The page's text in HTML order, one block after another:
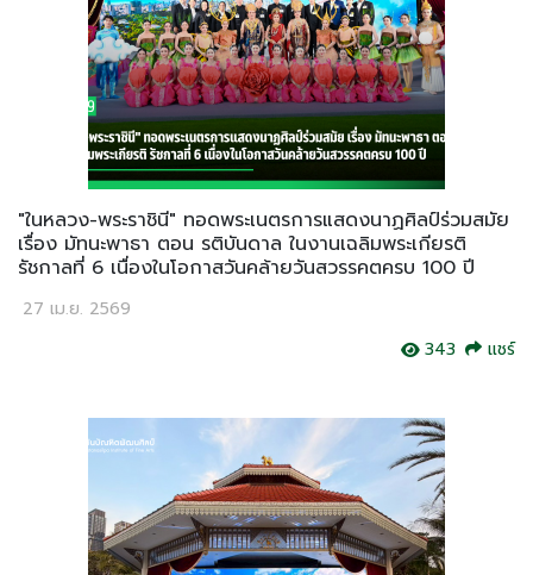
"ในหลวง-พระราชินี" ทอดพระเนตรการแสดงนาฏศิลป์ร่วมสมัย
เรื่อง มัทนะพาธา ตอน รติบันดาล ในงานเฉลิมพระเกียรติ
รัชกาลที่ 6 เนื่องในโอกาสวันคล้ายวันสวรรคตครบ 100 ปี
27 เม.ย. 2569
343
แชร์